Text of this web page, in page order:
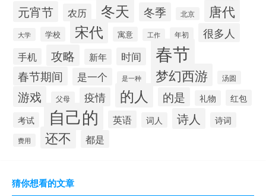
元宵节 农历 冬天 冬季 北京 唐代
大学 学校 宋代 寓意 工作 年初 很多人
手机 攻略 新年 时间 春节
春节期间 是一个 是一种 梦幻西游 汤圆
游戏 父母 疫情 的人 的是 礼物 红包
考试 自己的 英语 词人 诗人 诗词
费用 还不 都是
猜你想看的文章